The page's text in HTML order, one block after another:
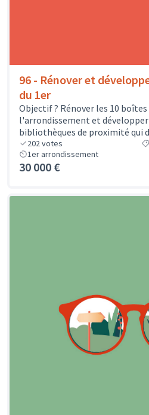
96 - Rénover et
du 1er
Objectif ? Rénover les 10
l'arrondissement et
bibliothèques de proximité qui
202votes
1er arrondissement
30 000 €